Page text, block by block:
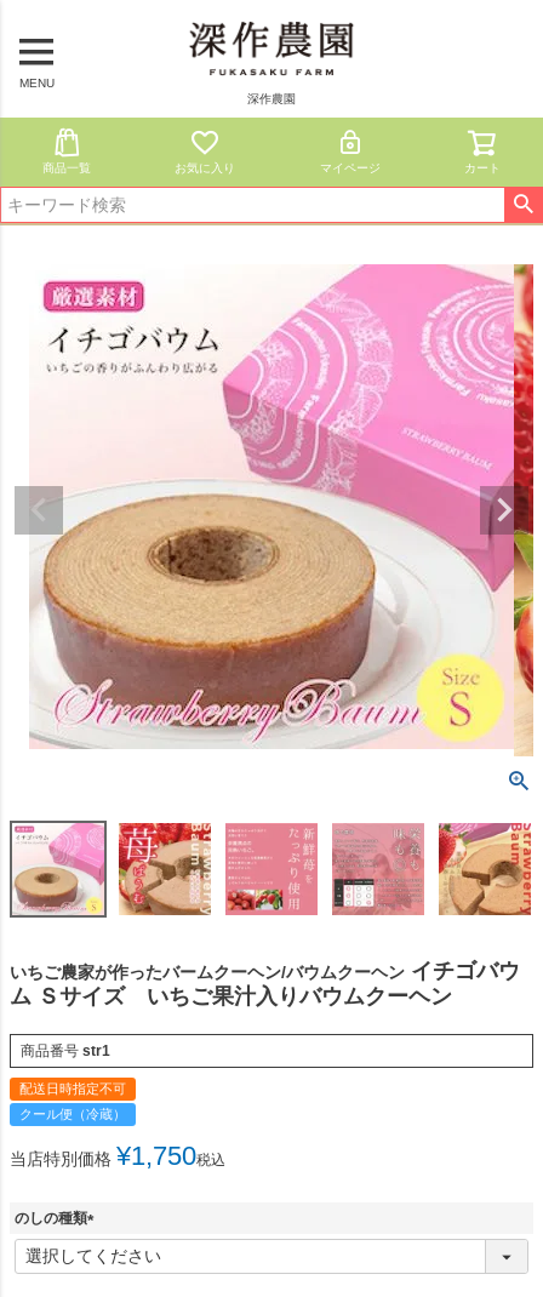
MENU
深作農園
商品一覧 お気に入り マイページ カート
いちご農家が作ったバームクーヘン/バウムクーヘン イチゴバウ
ム Ｓサイズ いちご果汁入りバウムクーヘン
商品番号 str1
配送日時指定不可
クール便（冷蔵）
当店特別価格 ¥1,750税込
のしの種類
(
必